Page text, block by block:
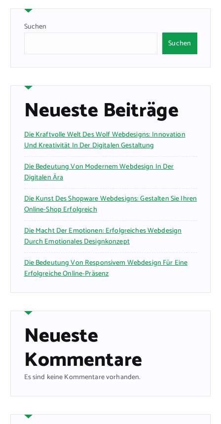
Suchen
Suchen
Neueste Beiträge
Die Kraftvolle Welt Des Wolf Webdesigns: Innovation
Und Kreativität In Der Digitalen Gestaltung
Die Bedeutung Von Modernem Webdesign In Der
Digitalen Ära
Die Kunst Des Shopware Webdesigns: Gestalten Sie Ihren
Online-Shop Erfolgreich
Die Macht Der Emotionen: Erfolgreiches Webdesign
Durch Emotionales Designkonzept
Die Bedeutung Von Responsivem Webdesign Für Eine
Erfolgreiche Online-Präsenz
Neueste
Kommentare
Es sind keine Kommentare vorhanden.